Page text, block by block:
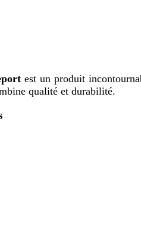
est un produit
qualité et durabilité.